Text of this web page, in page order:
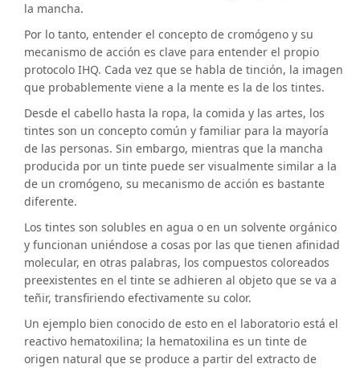
la mancha.
Por lo tanto, entender el concepto de cromógeno y su
mecanismo de acción es clave para entender el propio
protocolo IHQ. Cada vez que se habla de tinción, la imagen
que probablemente viene a la mente es la de los tintes.
Desde el cabello hasta la ropa, la comida y las artes, los
tintes son un concepto común y familiar para la mayoría
de las personas. Sin embargo, mientras que la mancha
producida por un tinte puede ser visualmente similar a la
de un cromógeno, su mecanismo de acción es bastante
diferente.
Los tintes son solubles en agua o en un solvente orgánico
y funcionan uniéndose a cosas por las que tienen afinidad
molecular, en otras palabras, los compuestos coloreados
preexistentes en el tinte se adhieren al objeto que se va a
teñir, transfiriendo efectivamente su color.
Un ejemplo bien conocido de esto en el laboratorio está el
reactivo hematoxilina; la hematoxilina es un tinte de
origen natural que se produce a partir del extracto de